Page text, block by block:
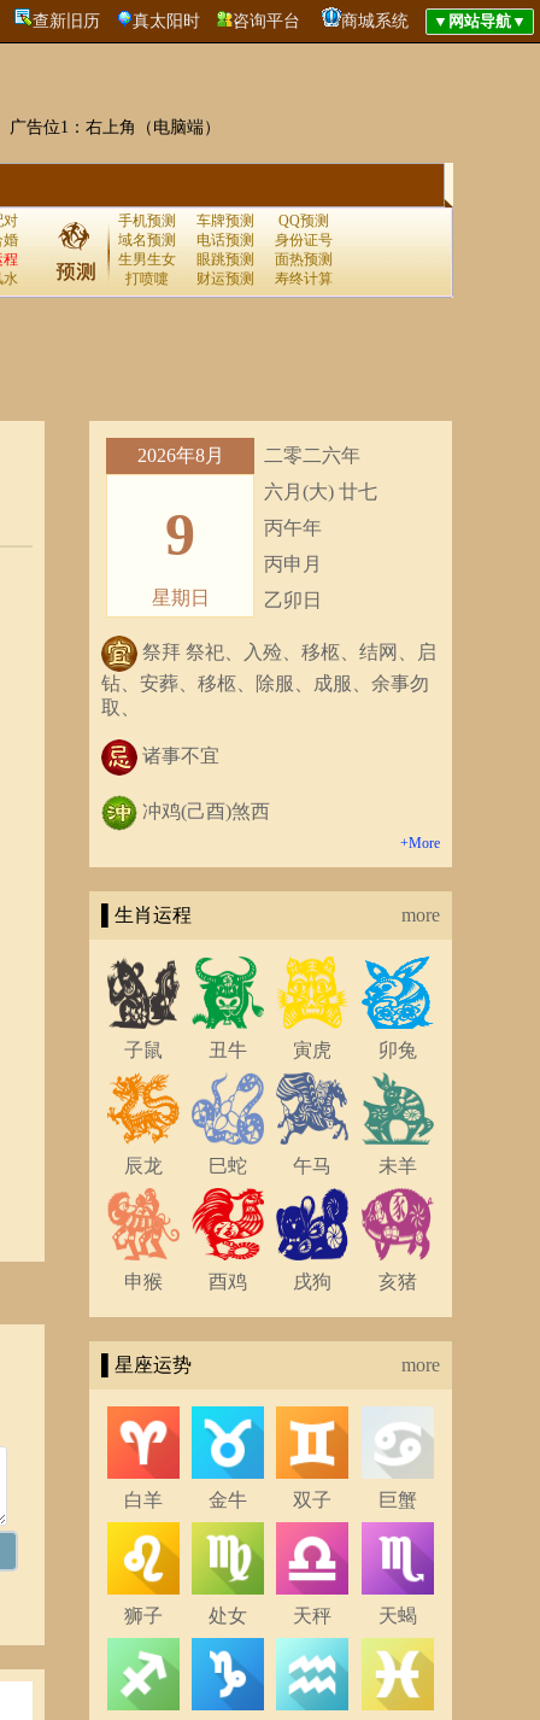
查新旧历 真太阳时 咨询平台 商城系统
广告位1：右上角（电脑端）
对
婚
程
水
手机预测 车牌预测
QQ预测
域名预测
电话预测
身份证号
生男生女
眼跳预测
面热预测
打喷嚏
财运预测 寿终计算
2026年8月
9
星期日
二零二六年
六月(大) 廿七
丙午年
丙申月
乙卯日
祭拜 祭祀、入殓、移柩、结网、启
钻、安葬、移柩、除服、成服、余事勿
取、
诸事不宜
冲鸡(己酉)煞西
+More
▌生肖运程 more
子鼠 丑牛 寅虎 卯兔
辰龙 巳蛇 午马 未羊
申猴 酉鸡 戌狗 亥猪
▌星座运势 more
白羊 金牛 双子 巨蟹
狮子 处女 天秤 天蝎